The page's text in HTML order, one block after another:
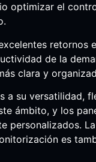
optimizar el
retornos
de la
clara y
a su versatilidad,
ámbito, y los
es